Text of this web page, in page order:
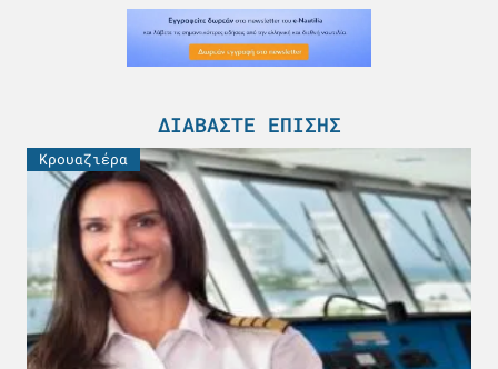
ΔΙΑΒΆΣΤΕ ΕΠΊΣΗΣ
Κρουαζιέρα